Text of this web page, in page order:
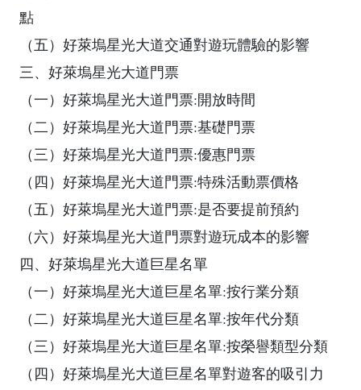
點
（五）好萊塢星光大道交通對遊玩體驗的影響
三、好萊塢星光大道門票
（一）好萊塢星光大道門票:開放時間
（二）好萊塢星光大道門票:基礎門票
（三）好萊塢星光大道門票:優惠門票
（四）好萊塢星光大道門票:特殊活動票價格
（五）好萊塢星光大道門票:是否要提前預約
（六）好萊塢星光大道門票對遊玩成本的影響
四、好萊塢星光大道巨星名單
（一）好萊塢星光大道巨星名單:按行業分類
（二）好萊塢星光大道巨星名單:按年代分類
（三）好萊塢星光大道巨星名單:按榮譽類型分類
（四）好萊塢星光大道巨星名單對遊客的吸引力